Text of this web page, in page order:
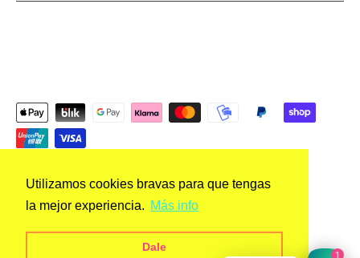
Utilizamos cookies bravas para que tengas
la mejor experiencia. Más info
Dale
Moneda
España (EUR €)
© 2026Patata Brava Shop.
1